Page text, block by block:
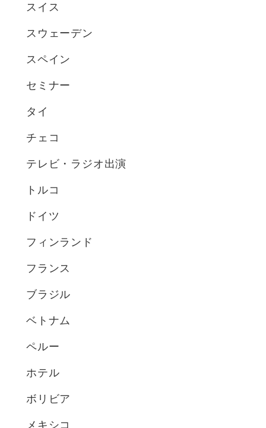
スイス
スウェーデン
スペイン
セミナー
タイ
チェコ
テレビ・ラジオ出演
トルコ
ドイツ
フィンランド
フランス
ブラジル
ベトナム
ペルー
ホテル
ボリビア
メキシコ